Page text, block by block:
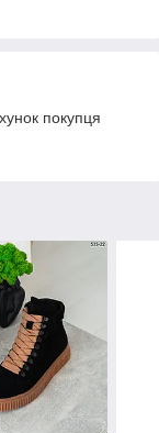
покупця